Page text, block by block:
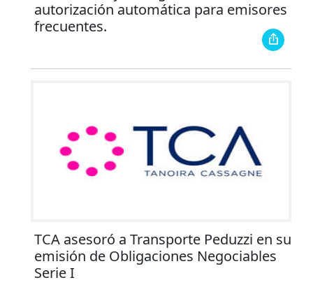
autorización automática para emisores
frecuentes.
TCA asesoró a Transporte Peduzzi en su
emisión de Obligaciones Negociables
Serie I